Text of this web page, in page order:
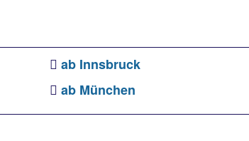
ab Innsbruck
ab München